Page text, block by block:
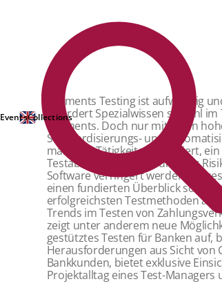
EventsCollections
Payments Testing ist aufwendig
erfordert Spezialwissen sowohl im
Payments. Doch nur mit einen
Standardisierungs- und
manuelle Tätigkeiten reduziert,
Testabdeckung erzielt und das
Software verringert werden.
einen fundierten Überblick sowohl
erfolgreichsten Testmethoden als
Trends im Testen von
zeigt unter anderem neue
gestütztes Testen für Banken auf,
Herausforderungen aus Sicht von
Bankkunden, bietet exklusive
Projektalltag eines Test-Managers